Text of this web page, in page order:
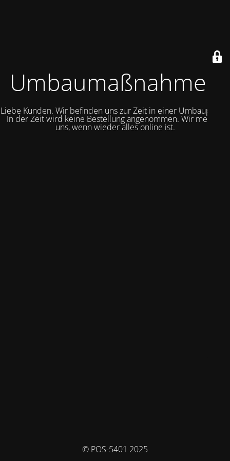
Umbaumaßnahmen
Liebe Kunden. Wir befinden uns zur Zeit in einer Umbauphase.
In der Zeit wird keine Bestellung angenommen. Wir melden
uns, wenn wieder alles online ist.
© POS-5401 2025